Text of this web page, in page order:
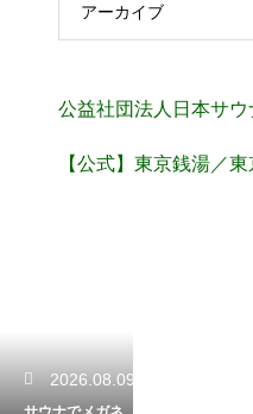
アーカイブ
公益社団法人日本サ
【公式】東京銭湯／
2026.08.09